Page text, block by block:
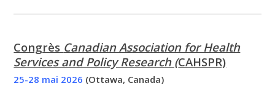
Congrès Canadian Association for Health
Services and Policy Research (CAHSPR)
25-28 mai 2026 (Ottawa, Canada)